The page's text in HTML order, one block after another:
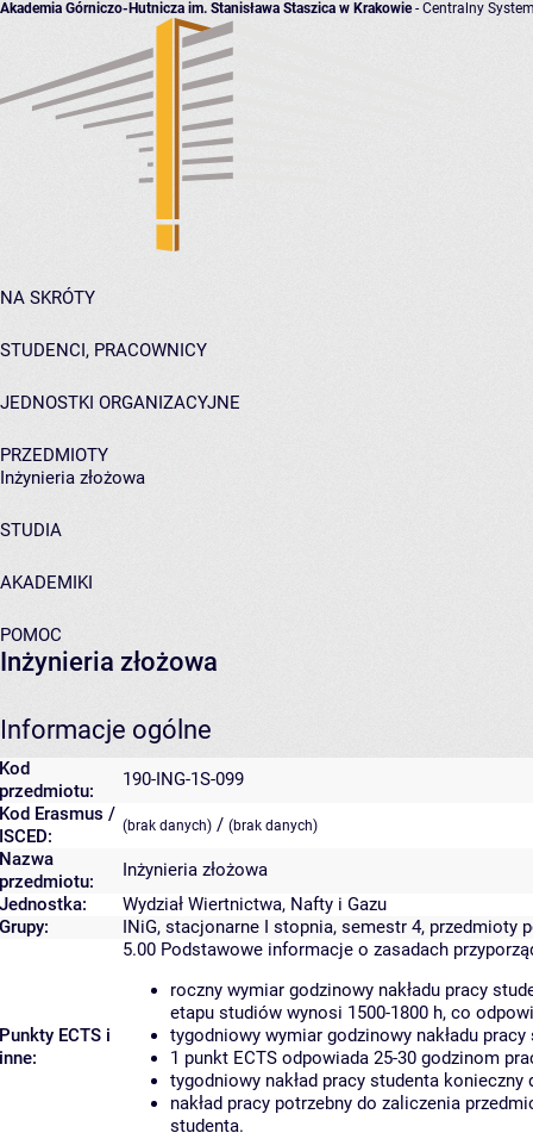
Akademia Górniczo-Hutnicza im. Stanisława Staszica w Krakowie- Centralny
NA SKRÓTY
STUDENCI, PRACOWNICY
JEDNOSTKI ORGANIZACYJNE
PRZEDMIOTY
Inżynieria złożowa
STUDIA
AKADEMIKI
POMOC
Inżynieria złożowa
Informacje ogólne
Kod
przedmiotu:
190-ING-1S-099
Kod Erasmus /
ISCED:
(brak danych) / (brak danych)
Nazwa
przedmiotu:
Inżynieria złożowa
Jednostka:
Wydział Wiertnictwa, Nafty i Gazu
Grupy:
INiG, stacjonarne I stopnia, semestr 4, przedmioty
Punkty ECTS i
inne:
5.00 Podstawowe informacje o zasadach
roczny wymiar godzinowy nakładu pracy
etapu studiów wynosi 1500-1800 h, co
tygodniowy wymiar godzinowy nakładu
1 punkt ECTS odpowiada 25-30 godzinom
tygodniowy nakład pracy studenta
nakład pracy potrzebny do zaliczenia
studenta.